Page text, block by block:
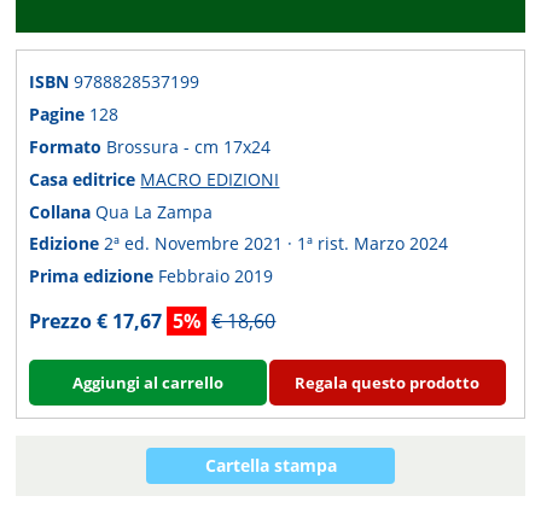
ISBN9788828537199
Pagine 128
Formato Brossura - cm 17x24
Casa editrice MACRO EDIZIONI
CollanaQua La Zampa
Edizione2ª ed. Novembre 2021 · 1ª rist. Marzo 2024
Prima edizione Febbraio 2019
Prezzo € 17,67 5% € 18,60
Aggiungi al carrello Regala questo prodotto
Cartella stampa